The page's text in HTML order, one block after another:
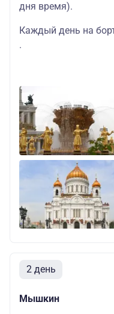
дня время).
Каждый день на
.
2 день
Мышкин